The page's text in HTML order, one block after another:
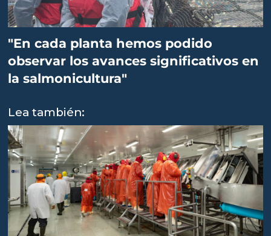
"En cada planta hemos podido
observar los avances significativos en
la salmonicultura"
Lea también: